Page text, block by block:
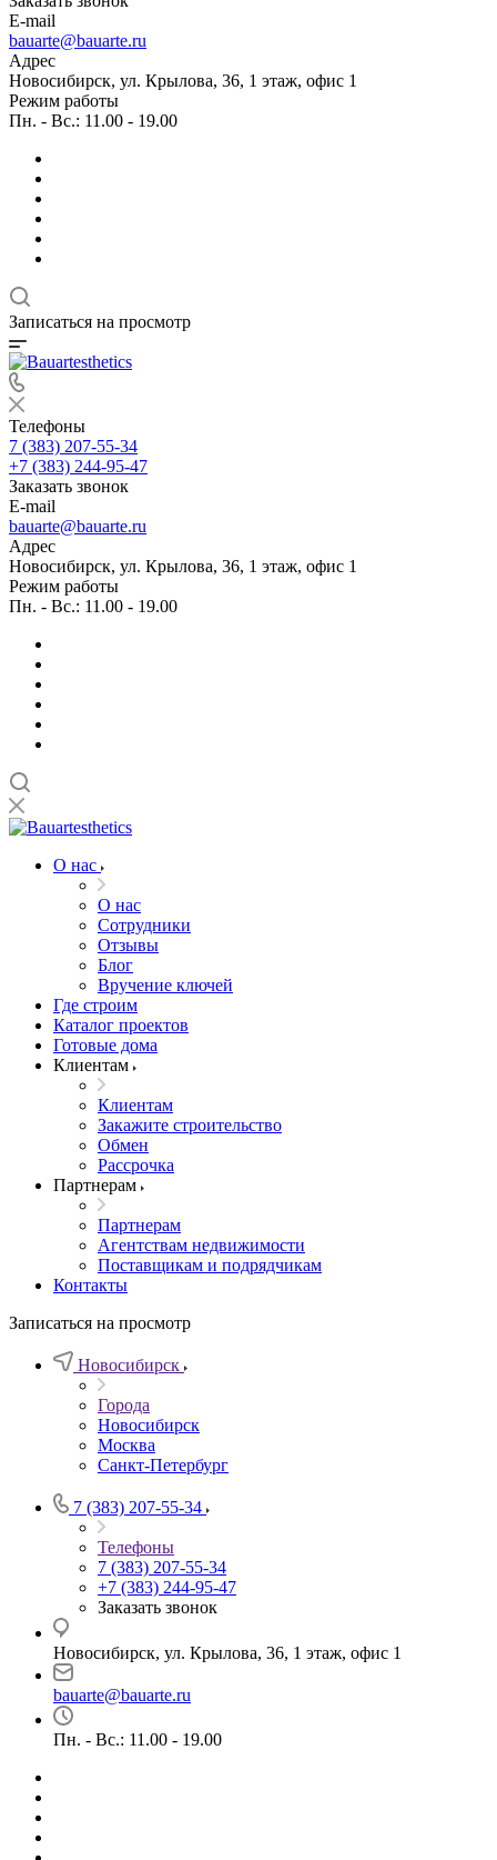
E-mail
bauarte@bauarte.ru
Адрес
Новосибирск, ул. Крылова, 36, 1 этаж, офис 1
Режим работы
Пн. - Вс.: 11.00 - 19.00
Записаться на просмотр
Телефоны
7 (383) 207-55-34
+7 (383) 244-95-47
Заказать звонок
E-mail
bauarte@bauarte.ru
Адрес
Новосибирск, ул. Крылова, 36, 1 этаж, офис 1
Режим работы
Пн. - Вс.: 11.00 - 19.00
О нас
О нас
Сотрудники
Отзывы
Блог
Вручение ключей
Где строим
Каталог проектов
Готовые дома
Клиентам
Клиентам
Закажите строительство
Обмен
Рассрочка
Партнерам
Партнерам
Агентствам недвижимости
Поставщикам и подрядчикам
Контакты
Записаться на просмотр
Новосибирск
Города
Новосибирск
Москва
Санкт-Петербург
7 (383) 207-55-34
Телефоны
7 (383) 207-55-34
+7 (383) 244-95-47
Заказать звонок
Новосибирск, ул. Крылова, 36, 1 этаж, офис 1
bauarte@bauarte.ru
Пн. - Вс.: 11.00 - 19.00